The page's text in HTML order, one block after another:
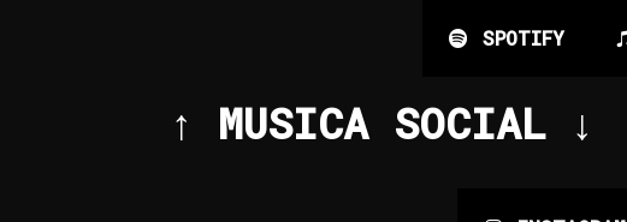
SPOTIFY
↑ MUSICA SOCIAL ↓